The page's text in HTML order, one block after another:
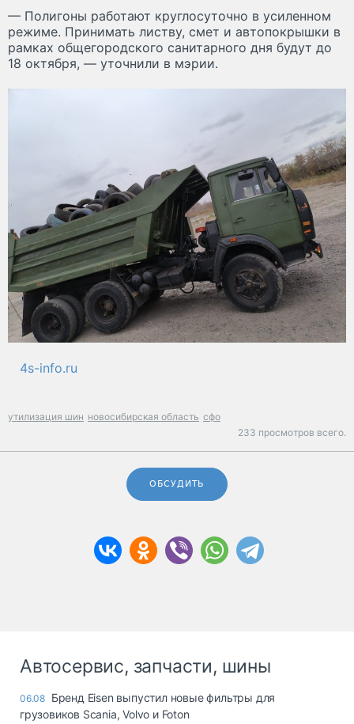
— Полигоны работают круглосуточно в усиленном
режиме. Принимать листву, смет и автопокрышки в
рамках общегородского санитарного дня будут до
18 октября, — уточнили в мэрии.
4s-info.ru
утилизация шин новосибирская область сфо
233 просмотров всего.
ОБСУДИТЬ
Автосервис, запчасти, шины
06.08 Бренд Eisen выпустил новые фильтры для
грузовиков Scania, Volvo и Foton